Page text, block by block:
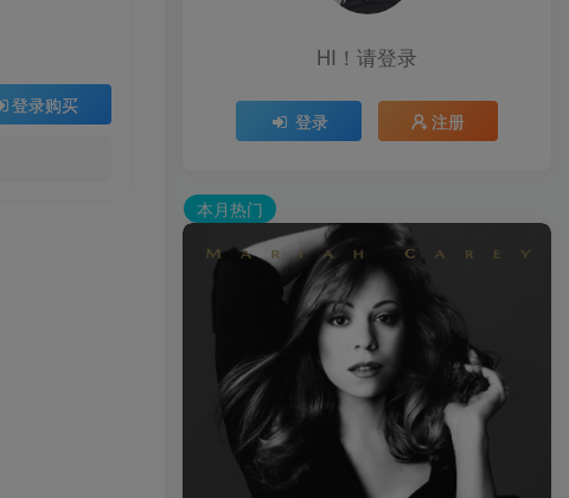
登录购买
HI！请登录
登录 注册
本月热门